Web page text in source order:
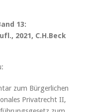
13:
2021, C.H.Beck